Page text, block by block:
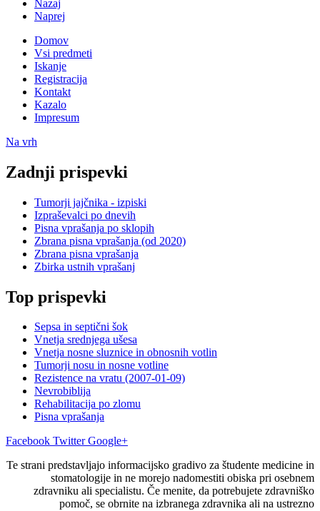
Nazaj
Naprej
Domov
Vsi predmeti
Iskanje
Registracija
Kontakt
Kazalo
Impresum
Na vrh
Zadnji prispevki
Tumorji jajčnika - izpiski
Izpraševalci po dnevih
Pisna vprašanja po sklopih
Zbrana pisna vprašanja (od 2020)
Zbrana pisna vprašanja
Zbirka ustnih vprašanj
Top prispevki
Sepsa in septični šok
Vnetja srednjega ušesa
Vnetja nosne sluznice in obnosnih votlin
Tumorji nosu in nosne votline
Rezistence na vratu (2007-01-09)
Nevrobiblija
Rehabilitacija po zlomu
Pisna vprašanja
Facebook Twitter Google+
Te strani predstavljajo informacijsko gradivo za študente medicine in
stomatologije in ne morejo nadomestiti obiska pri osebnem
zdravniku ali specialistu. Če menite, da potrebujete zdravniško
pomoč, se obrnite na izbranega zdravnika ali na ustrezno